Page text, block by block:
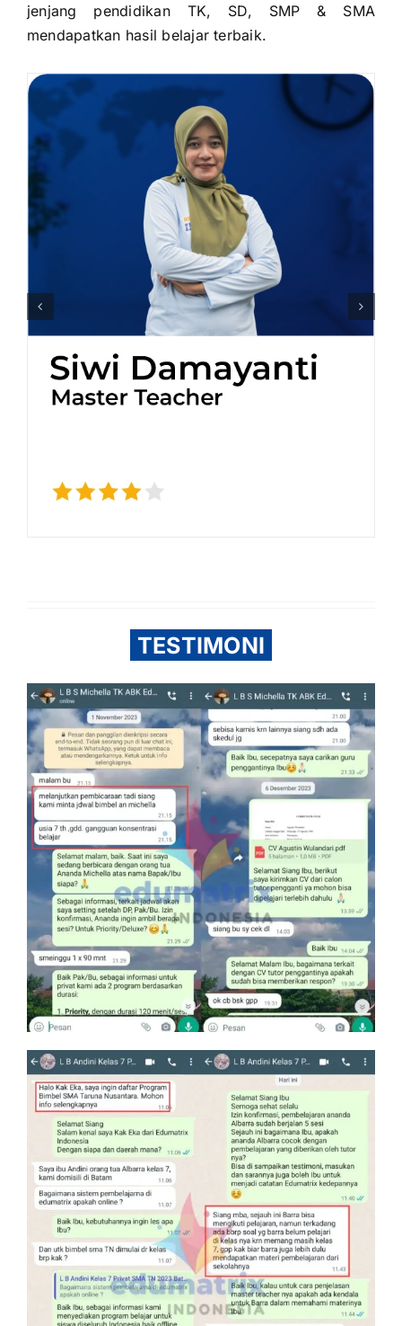
jenjang pendidikan TK, SD, SMP & SMA
mendapatkan hasil belajar terbaik.
TESTIMONI